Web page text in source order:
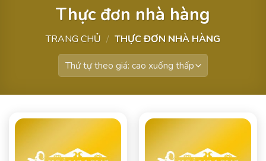
Thực đơn nhà hàng
TRANG CHỦ / THỰC ĐƠN NHÀ HÀNG